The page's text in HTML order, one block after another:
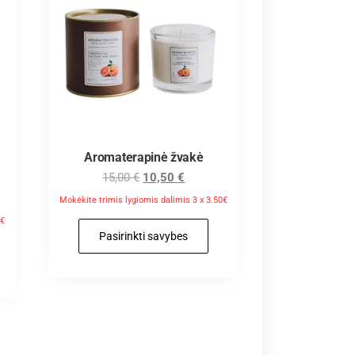
Aromaterapinė žvakė
15,00€ 10,50€
Mokėkite trimis lygiomis dalimis 3 x 3.50€
Pasirinkti savybes